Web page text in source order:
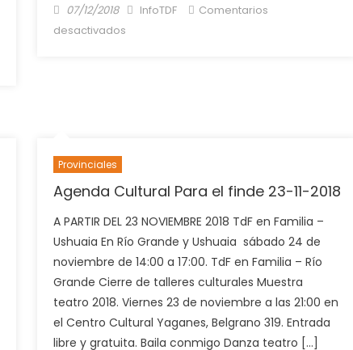
Posted
on
07/12/2018 Author
InfoTDF
Comentarios
desactivadosen
Provinciales
Agenda Cultural Para el finde 23-11-2018
A PARTIR DEL 23 NOVIEMBRE 2018 TdF en Familia –
Ushuaia En Río Grande y Ushuaia sábado 24 de
noviembre de 14:00 a 17:00. TdF en Familia – Río
Grande Cierre de talleres culturales Muestra
teatro 2018. Viernes 23 de noviembre a las 21:00 en
el Centro Cultural Yaganes, Belgrano 319. Entrada
libre y gratuita. Baila conmigo Danza teatro […]